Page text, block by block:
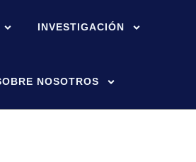
INVESTIGACIÓN
NOSOTROS